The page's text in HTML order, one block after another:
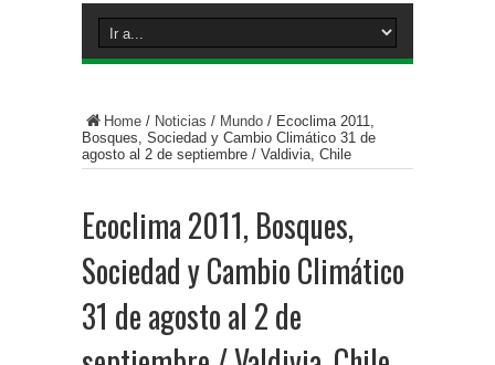
Home / Noticias / Mundo / Ecoclima 2011,
Bosques, Sociedad y Cambio Climático 31 de
agosto al 2 de septiembre / Valdivia, Chile
Ecoclima 2011, Bosques,
Sociedad y Cambio Climático
31 de agosto al 2 de